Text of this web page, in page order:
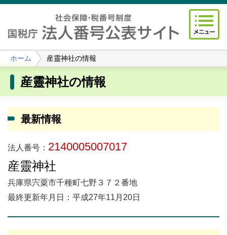
ホーム 産靈神社の情報
産靈神社の情報
最新情報
法人番号： 2140005007017
産靈神社
兵庫県宍粟市千種町七野３７２番地
最終更新年月日：平成27年11月20日